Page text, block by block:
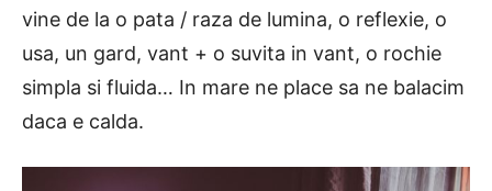
vine de la o pata / raza de lumina, o reflexie, o
usa, un gard, vant + o suvita in vant, o rochie
simpla si fluida… In mare ne place sa ne balacim
daca e calda.